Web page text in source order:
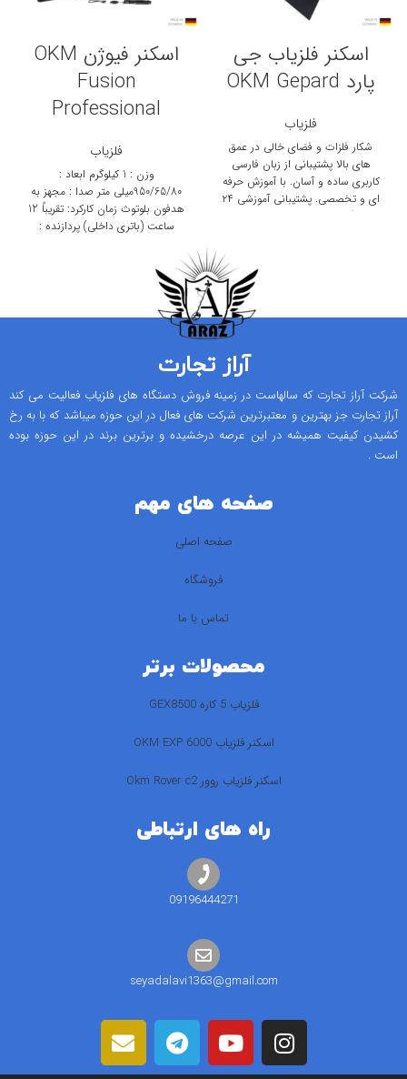
اسکنر فلزیاب جی
پارد OKM Gepard
فلزیاب
شکار فلزات و فضای خالی در عمق
های بالا پشتیبانی از زبان فارسی
کاربری ساده و آسان. با آموزش حرفه
ای و تخصصی. پشتیبانی آموزشی ۲۴
ساعته گارانتی ۲ ساله محصولات آکبند
اسکنر فیوژن OKM
Fusion
Professional
فلزیاب
وزن : 1 کیلوگرم ابعاد :
950/65/80میلی متر صدا : مجهز به
هدفون بلوتوث زمان کارکرد: تقریباً 12
ساعت (باتری داخلی) پردازنده :
آراز تجارت
شرکت آراز تجارت که سالهاست در زمینه فروش دستگاه های فلزیاب فعالیت می کند
آراز تجارت جز بهترین و معتبرترین شرکت های فعال در این حوزه میباشد که با به رخ
کشیدن کیفیت همیشه در این عرصه درخشیده و برترین برند در این حوزه بوده
است .
صفحه های مهم
صفحه اصلی
فروشگاه
تماس با ما
محصولات برتر
فلزیاب 5 کاره GEX8500
اسکنر فلزیاب 6000 OKM EXP
اسکنر فلزیاب روور Okm Rover c2
راه های ارتباطی
09196444271
seyadalavi1363@gmail.com